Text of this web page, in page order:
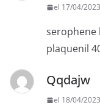
el 17/04/
serophene
plaquenil
Qqdajw
el 18/04/